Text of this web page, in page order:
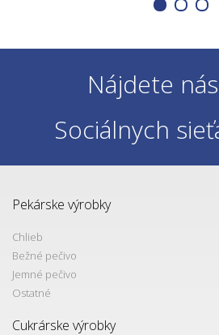
Nájdete
Sociálnych
Pekárske výrobky
Chlieb
Bežné pečivo
Jemné pečivo
Ostatné
Cukrárske výrobky